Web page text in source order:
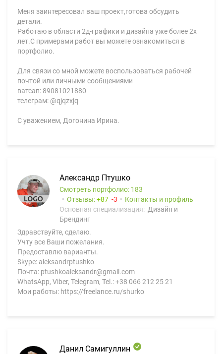
Меня заинтересовал ваш проект,готова обсудить
детали.
Работаю в области 2д-графики и дизайна уже более 2х
лет.С примерами работ вы можете ознакомиться в
портфолио.
Для связи со мной можете воспользоваться рабочей
почтой или личными сообщениями
ватсап: 89081021880
телеграм: @qjqzxjq
С уважением, Догонина Ирина.
Александр Птушко
Смотреть портфолио: 183
Отзывы:
87 3
Контакты и профиль
Основная специализация: Дизайн и
Брендинг
Здравствуйте, сделаю.
Учту все Ваши пожелания.
Предоставлю варианты.
Skype: aleksandrptushko
Почта: ptushkoaleksandr@gmail.com
WhatsApp, Viber, Telegram, Теl.: +38 066 212 25 21
Mои работы: https://freelance.ru/shurko
Данил Самигуллин